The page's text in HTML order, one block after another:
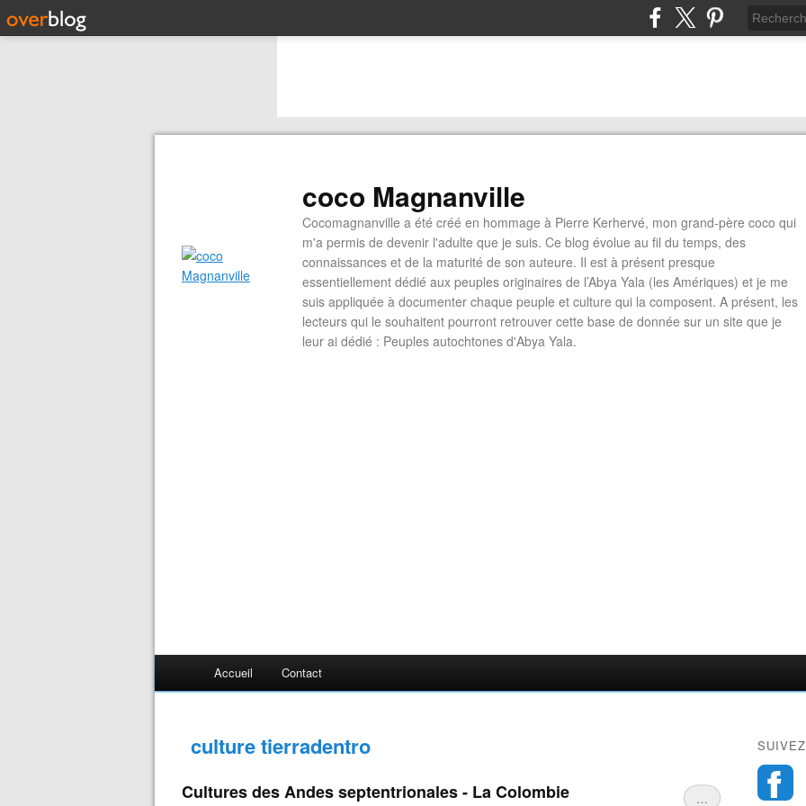
coco Magnanville
Cocomagnanville a été créé en hommage à Pierre Kerhervé, mon grand-père coco qui
m'a permis de devenir l'adulte que je suis. Ce blog évolue au fil du temps, des
connaissances et de la maturité de son auteure. Il est à présent presque
essentiellement dédié aux peuples originaires de l’Abya Yala (les Amériques) et je me
suis appliquée à documenter chaque peuple et culture qui la composent. A présent, les
lecteurs qui le souhaitent pourront retrouver cette base de donnée sur un site que je
leur ai dédié : Peuples autochtones d'Abya Yala.
Accueil Contact
culture tierradentro
…
Cultures des Andes septentrionales - La Colombie